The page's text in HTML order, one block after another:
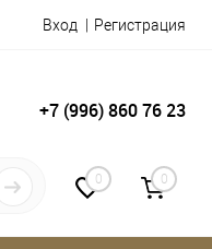
Вход Регистрация
+7 (996) 860 76 23
0 0